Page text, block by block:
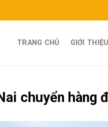
TRANG CHỦ GIỚI THIỆU
chuyển hàng